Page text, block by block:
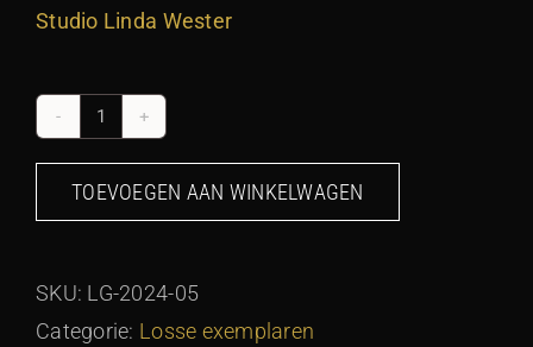
Studio Linda Wester
Luxury
Gardens
Voorjaar
2024
TOEVOEGEN AAN WINKELWAGEN
SKU: LG-2024-05
Categorie: Losse exemplaren